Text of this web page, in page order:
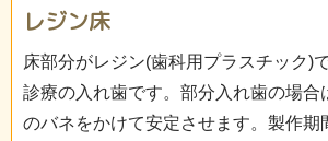
レジン床
床部分がレジン(歯科用プラスチック)
診療の入れ歯です。部分入れ歯の場合
のバネをかけて安定させます。製作期